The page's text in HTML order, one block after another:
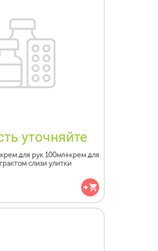
уточняйте
для рук 100мл+крем для
слизи улитки